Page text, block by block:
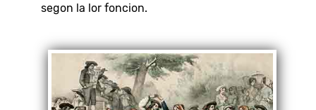
segon la lor foncion.